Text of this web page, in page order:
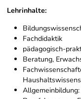
Lehrinhalte:
Fachdidaktik
pädagogisch-
Beratung,